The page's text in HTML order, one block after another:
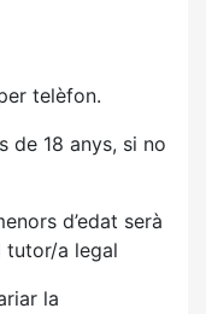
telèfon.
de 18 anys, si no
d’edat serà
tutor/a legal
la